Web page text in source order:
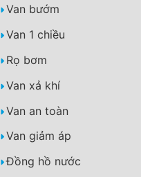
Van bướm
Van 1 chiều
Rọ bơm
Van xả khí
Van an toàn
Van giảm áp
Đồng hồ nước